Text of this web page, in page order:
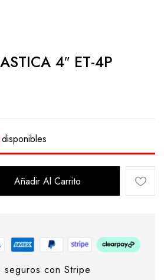
4″ ET-4P
disponibles
Añadir Al Carrito
seguros con Stripe